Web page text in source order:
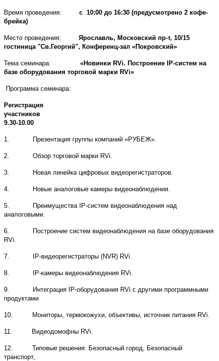
Время проведения: с 10:00 до 16:30 (предусмотрено 2 кофе-
брейка)
Место проведения: Ярославль, Московский пр-т, 10/15
гостиница "Св.Георгий", Конференц-зал «Покровский»
Тема семинара: «Новинки RVi. Построение IP-систем на
базе оборудования торговой марки RVi»
Программа семинара:
Регистрация
9.30-10.00
1. Презентация группы компаний «РУБЕЖ».
2. Обзор торговой марки RVi.
3. Новая линейка цифровых видеорегистраторов.
4. Новые аналоговые камеры видеонаблюдения.
5. Преимущества IP-систем видеонаблюдения над
аналоговыми.
6. Построение систем видеонаблюдения на базе оборудования
RVi.
7. IP-видеорегистраторы (NVR) RVi.
8. IP-камеры видеонаблюдения RVi.
9. Интеграция IP-оборудования RVi с другими программными
продуктами
10. Мониторы, термокожухи, объективы, источник питания RVi.
11. Видеодомофны RVi.
12. Типовые решения: Безопасный город, Безопасный
транспорт,